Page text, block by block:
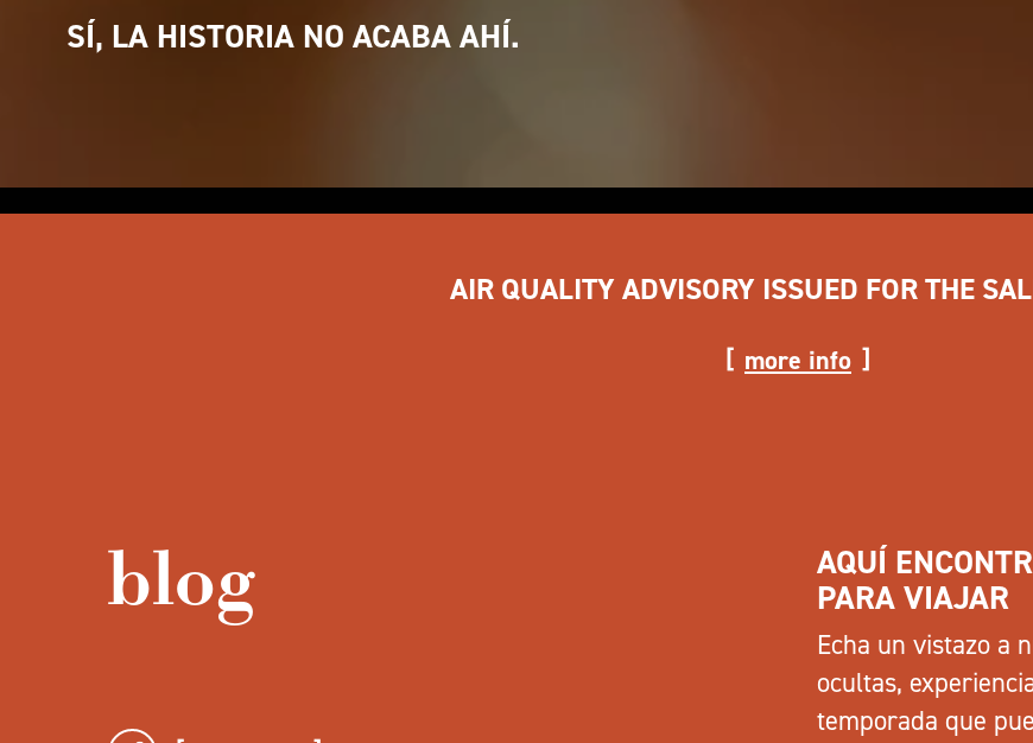
SÍ, LA HISTORIA NO ACABA AHÍ.
AIR QUALITY ADVISORY ISSUED FOR THE
more info
blog
AQUÍ
PARA VIAJAR
Echa un vistazo a
ocultas,
temporada que